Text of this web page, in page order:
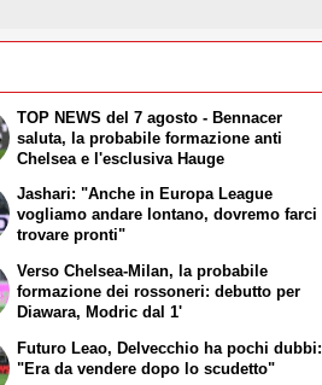
TOP NEWS del 7 agosto - Bennacer
saluta, la probabile formazione anti
Chelsea e l'esclusiva Hauge
Jashari: "Anche in Europa League
vogliamo andare lontano, dovremo farci
trovare pronti"
Verso Chelsea-Milan, la probabile
formazione dei rossoneri: debutto per
Diawara, Modric dal 1'
Futuro Leao, Delvecchio ha pochi dubbi:
"Era da vendere dopo lo scudetto"